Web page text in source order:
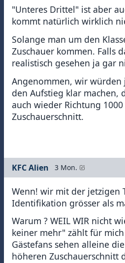
"Unteres Drittel" ist aber
kommt natürlich wirklich
Solange man um den
Zuschauer kommen. Falls
realistisch gesehen ja gar
Angenommen, wir
den Aufstieg klar machen,
auch wieder Richtung
Zuschauerschnitt.
KFC Alien 3 Mon.
Wenn! wir mit der jetzigen
Identifikation grösser als
Warum ? WEIL WIR nicht
keiner mehr" zählt für
Gästefans sehen alleine
höheren Zuschauerschnitt